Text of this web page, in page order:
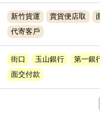
新竹貨運 賣貨便店取
代寄客戶
街口 玉山銀行 第一銀
面交付款